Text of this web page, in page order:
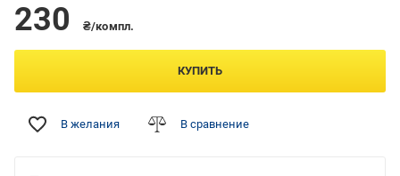
230 ₴/компл.
КУПИТЬ
В желания В сравнение